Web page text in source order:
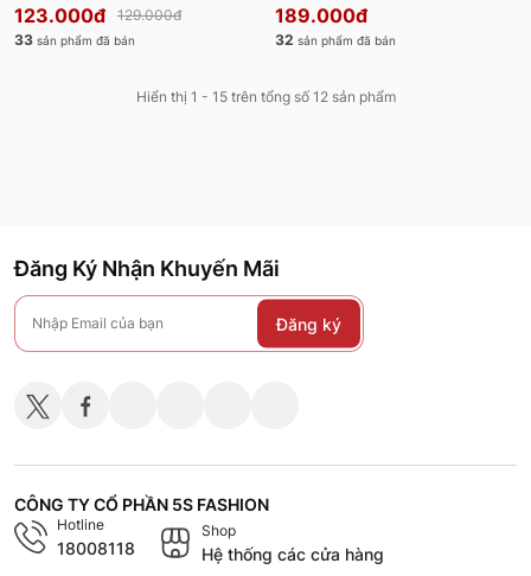
123.000đ
129.000đ
33 sản phẩm đã bán
189.000đ
32 sản phẩm đã bán
Hiển thị 1 - 15 trên tổng số 12 sản phẩm
Đăng Ký Nhận Khuyến Mãi
Đăng ký
CÔNG TY CỔ PHẦN 5S FASHION
Hotline
18008118
Shop
Hệ thống các cửa hàng